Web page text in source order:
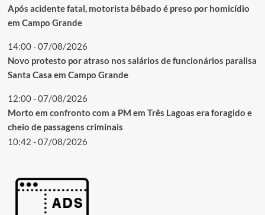
Após acidente fatal, motorista bêbado é preso por homicídio
em Campo Grande
14:00 - 07/08/2026
Novo protesto por atraso nos salários de funcionários paralisa
Santa Casa em Campo Grande
12:00 - 07/08/2026
Morto em confronto com a PM em Três Lagoas era foragido e
cheio de passagens criminais
10:42 - 07/08/2026